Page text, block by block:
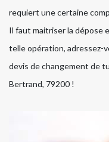
requiert une certaine
Il faut maitriser la dépose
telle opération, adressez-
devis de changement de
Bertrand, 79200 !